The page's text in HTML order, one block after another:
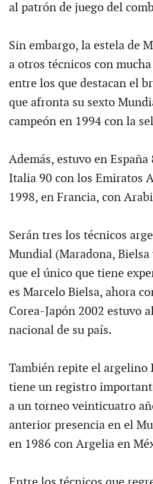
al patrón de juego del
Sin embargo, la estela de
a otros técnicos con
entre los que destacan el
que afronta su sexto
campeón en 1994 con la
Además, estuvo en
Italia 90 con los Emiratos
1998, en Francia, con
Serán tres los técnicos
Mundial (Maradona,
que el único que tiene
es Marcelo Bielsa, ahora
Corea-Japón 2002 estuvo
nacional de su país.
También repite el argelino
tiene un registro
a un torneo veinticuatro
anterior presencia en el
en 1986 con Argelia en